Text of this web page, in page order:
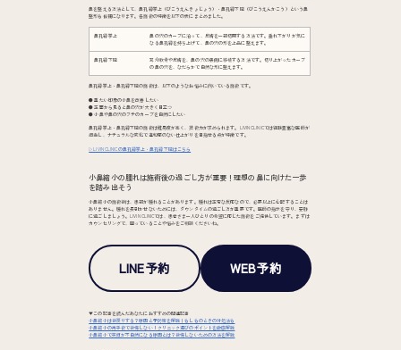
鼻を整える方法として、鼻孔縁挙上（びこうえんきょじょう）・鼻孔縁下降（びこうえんかこう）という鼻
整形も候補になります。各施術の特徴を以下の表にまとめました。
鼻孔縁挙上
鼻の穴のカーブに沿って、皮膚を一部切開する方法です。垂れ下がりが気に
なる鼻孔縁を持ち上げて、鼻の穴の形を上品に整えます。
鼻孔縁下降
耳介軟骨や皮膚を、鼻の穴の裏側に移植する方法です。切り上がったカーブ
の鼻の穴を、なだらかで自然な形に整えます。
鼻孔縁挙上・鼻孔縁下降の施術は、以下のようなお悩みに向いている施術です。
● 重たい印象の小鼻を改善したい
● 正面から見ると鼻の穴が大きく目立つ
● 小鼻や鼻の穴のフチのカーブを自然にしたい
鼻孔縁挙上・鼻孔縁下降の施術は難易度が高く、技術力が求められます。LIVIN CLINICでは経験豊富な医師が
担当し、ナチュラルな変化で違和感のない仕上がりを目指せる点が特徴です。
▷LIVIN CLINICの鼻孔縁挙上・鼻孔縁下降はこちら
小鼻縮小の腫れは施術後の過ごし方が重要！理想の鼻に向けた一歩
を踏み出そう
小鼻縮小の施術後は、患部が腫れることがあります。腫れは正常な反応なので、必要以上に心配することは
ありません。腫れを長引かせないためには、ダウンタイムの過ごし方が重要です。医師の指示を守り、安静
に過ごしましょう。LIVIN CLINICでは、患者さま一人ひとりの希望に応じた施術をご提供しています。まずは
カウンセリングで、困っていることや悩みをご相談くださいね。
LINE予約 WEB予約
▼この記事を読んだあなたにおすすめの関連記事
小鼻縮小は後戻りする？原因と予防策を解説｜もしものときの対処法も
小鼻縮小の再手術で後悔しない！クリニック選びのポイントを徹底解説
小鼻縮小で笑顔が不自然になる原因とは？後悔しないための方法を解説